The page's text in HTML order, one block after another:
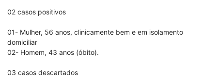
02 casos positivos
01- Mulher, 56 anos, clinicamente bem e em isolamento
domiciliar
02- Homem, 43 anos (óbito).
03 casos descartados